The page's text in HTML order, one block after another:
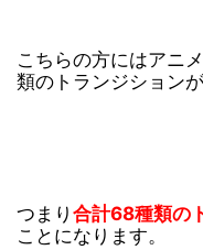
こちらの方にはアニ
類のトランジション
つまり 合計68種類の
ことになります。